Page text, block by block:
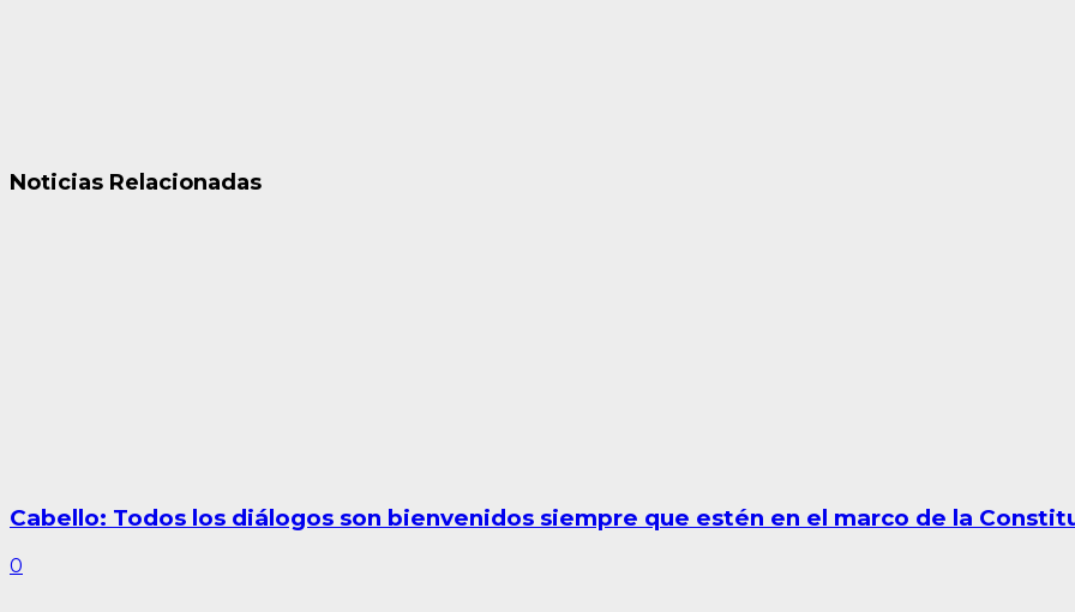
Noticias Relacionadas
Cabello: Todos los diálogos son bienvenidos siempre que estén en el marco de la
0